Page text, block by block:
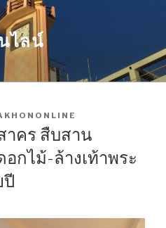
ไลน์
าคร สืบสาน
กไม้-ล้างเท้าพระ
ปี